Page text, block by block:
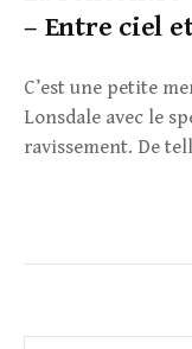
– Entre ciel
C’est une petite
Lonsdale avec le
ravissement. De
Taper votre courriel